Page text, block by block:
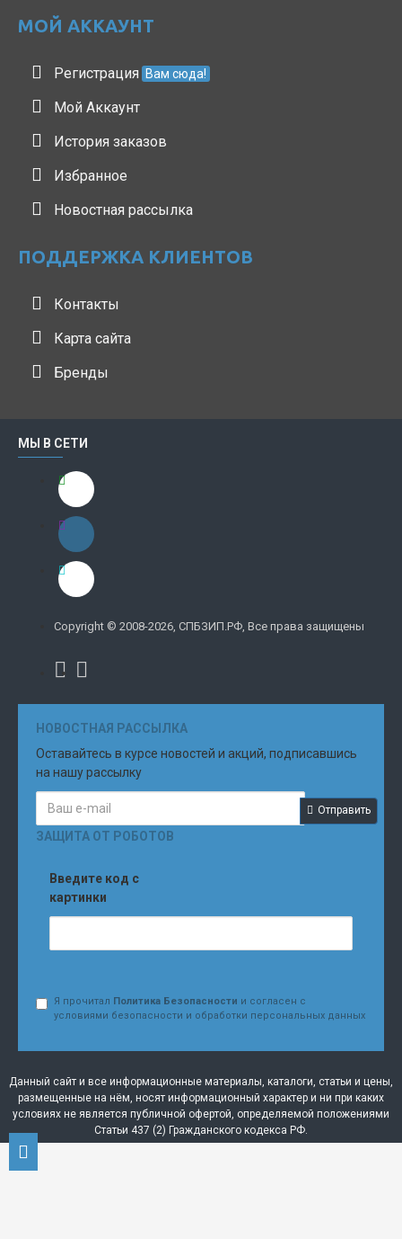
МОЙ АККАУНТ
Регистрация Вам сюда!
Мой Аккаунт
История заказов
Избранное
Новостная рассылка
ПОДДЕРЖКА КЛИЕНТОВ
Контакты
Карта сайта
Бренды
МЫ В СЕТИ
Copyright © 2008-2026, СПБЗИП.РФ, Все права защищены
НОВОСТНАЯ РАССЫЛКА
Оставайтесь в курсе новостей и акций, подписавшись
на нашу рассылку
Отправить
ЗАЩИТА ОТ РОБОТОВ
Введите код с
картинки
Я прочитал Политика Безопасности и согласен с
условиями безопасности и обработки персональных данных
Данный сайт и все информационные материалы, каталоги, статьи и цены,
размещенные на нём, носят информационный характер и ни при каких
условиях не является публичной офертой, определяемой положениями
Статьи 437 (2) Гражданского кодекса РФ.